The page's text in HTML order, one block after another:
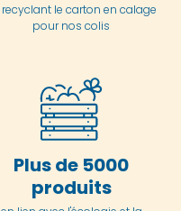
recyclant le carton en calage
pour nos colis
Plus de 5000
produits